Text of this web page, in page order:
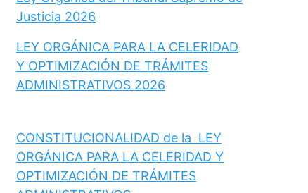
Justicia 2026
LEY ORGÁNICA PARA LA CELERIDAD
Y OPTIMIZACIÓN DE TRÁMITES
ADMINISTRATIVOS 2026
CONSTITUCIONALIDAD de la LEY
ORGÁNICA PARA LA CELERIDAD Y
OPTIMIZACIÓN DE TRÁMITES